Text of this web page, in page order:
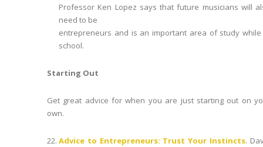
Professor Ken Lopez says that future musicians will
need to be
entrepreneurs and is an important area of study
school.
Starting Out
Get great advice for when you are just starting out on
own.
Advice to Entrepreneurs: Trust Your Instincts.